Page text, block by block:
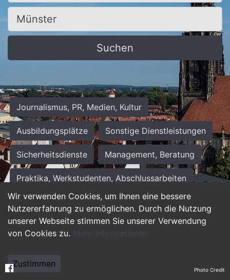
Wir verwenden Cookies, um Ihnen eine bessere
Nutzererfahrung zu ermöglichen. Durch die Nutzung
unserer Webseite stimmen Sie unserer Verwendung
von Cookies zu. Mehr Informationen
Zustimmen
Ort, Stadt
Suchen
Journalismus, PR, Medien, Kultur
Ausbildungsplätze Sonstige Dienstleistungen
Sicherheitsdienste Management, Beratung
Praktika, Werkstudenten, Abschlussarbeiten
Personalwesen Assistenz, Sekretariat
Hilfskräfte, Aushilfs- und Nebenjobs
Weiterbildung, Studium, duale Ausbildung Photo Credit